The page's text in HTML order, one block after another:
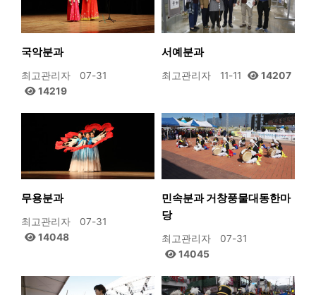
국악분과
최고관리자
07-31
14219
서예분과
최고관리자 11-11 14207
무용분과
최고관리자
07-31
14048
민속분과 거창풍물대동한마
당
최고관리자
07-31
14045